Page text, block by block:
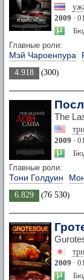
2009 ·
Главные роли:
Мэй Чароенпура
4.918 (300)
The
2009 ·
Главные роли:
Тони Голдуин
6.829 (76 530)
2009 ·